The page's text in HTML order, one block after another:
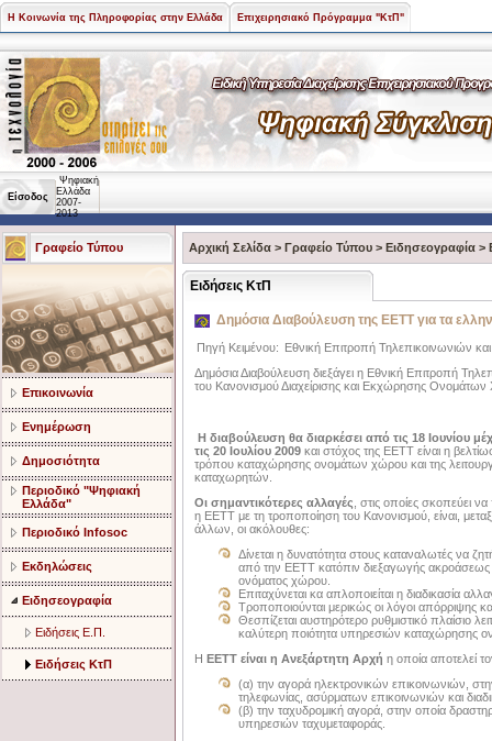
Η Κοινωνία της Πληροφορίας στην Ελλάδα Επιχειρησιακό Πρόγραμμα "ΚτΠ"
Είσοδος
Ψηφιακή
Ελλάδα
2007-
2013
Γραφείο Τύπου
Επικοινωνία
Ενημέρωση
Δημοσιότητα
Περιοδικό "Ψηφιακή
Ελλάδα"
Περιοδικό Infosoc
Εκδηλώσεις
Ειδησεογραφία
Ειδήσεις Ε.Π.
Ειδήσεις ΚτΠ
Αρχική Σελίδα > Γραφείο Τύπου > Ειδησεογραφία >
Ειδήσεις ΚτΠ
Δημόσια Διαβούλευση της ΕΕΤΤ για τα
Πηγή Κειμένου: Εθνική Επιτροπή Τηλεπικοινωνιών
Δημόσια Διαβούλευση διεξάγει η Εθνική Επιτροπή
του Κανονισμού Διαχείρισης και Εκχώρησης
Η διαβούλευση θα διαρκέσει από τις 18 Ιουνίου
τις 20 Ιουλίου 2009 και στόχος της ΕΕΤΤ είναι η
τρόπου καταχώρησης ονομάτων χώρου και της
καταχωρητών.
Οι σημαντικότερες αλλαγές , στις οποίες σκοπεύει
η ΕΕΤΤ με τη τροποποίηση του Κανονισμού, είναι,
άλλων, οι ακόλουθες:
Δίνεται η δυνατότητα στους καταναλωτές να
από την ΕΕΤΤ κατόπιν διεξαγωγής ακροάσεως
ονόματος χώρου.
Επιταχύνεται κα απλοποιείται η διαδικασία
Τροποποιούνται μερικώς οι λόγοι απόρριψης
Θεσπίζεται αυστηρότερο ρυθμιστικό πλαίσιο
καλύτερη ποιότητα υπηρεσιών καταχώρησης
Η ΕΕΤΤ είναι η Ανεξάρτητη Αρχή η οποία αποτελεί
(α) την αγορά ηλεκτρονικών επικοινωνιών, στην
τηλεφωνίας, ασύρματων επικοινωνιών και
(β) την ταχυδρομική αγορά, στην οποία
υπηρεσιών ταχυμεταφοράς.